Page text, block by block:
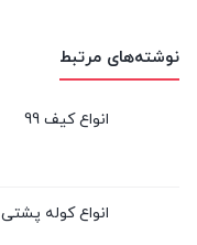
نوشته‌های مرتبط
انواع کیف 99
انواع کوله پشتی